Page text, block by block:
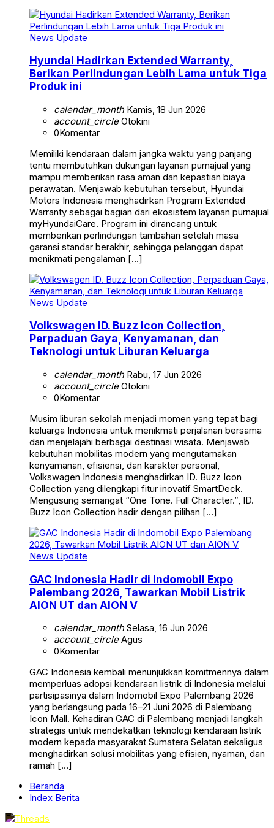
News Update
Hyundai Hadirkan Extended Warranty,
Berikan Perlindungan Lebih Lama untuk Tiga
Produk ini
calendar_monthKamis, 18 Jun 2026
account_circleOtokini
0Komentar
Memiliki kendaraan dalam jangka waktu yang panjang
tentu membutuhkan dukungan layanan purnajual yang
mampu memberikan rasa aman dan kepastian biaya
perawatan. Menjawab kebutuhan tersebut, Hyundai
Motors Indonesia menghadirkan Program Extended
Warranty sebagai bagian dari ekosistem layanan purnajual
myHyundaiCare. Program ini dirancang untuk
memberikan perlindungan tambahan setelah masa
garansi standar berakhir, sehingga pelanggan dapat
menikmati pengalaman […]
News Update
Volkswagen ID. Buzz Icon Collection,
Perpaduan Gaya, Kenyamanan, dan
Teknologi untuk Liburan Keluarga
calendar_monthRabu, 17 Jun 2026
account_circleOtokini
0Komentar
Musim liburan sekolah menjadi momen yang tepat bagi
keluarga Indonesia untuk menikmati perjalanan bersama
dan menjelajahi berbagai destinasi wisata. Menjawab
kebutuhan mobilitas modern yang mengutamakan
kenyamanan, efisiensi, dan karakter personal,
Volkswagen Indonesia menghadirkan ID. Buzz Icon
Collection yang dilengkapi fitur inovatif SmartDeck.
Mengusung semangat “One Tone. Full Character.”, ID.
Buzz Icon Collection hadir dengan pilihan […]
News Update
GAC Indonesia Hadir di Indomobil Expo
Palembang 2026, Tawarkan Mobil Listrik
AION UT dan AION V
calendar_monthSelasa, 16 Jun 2026
account_circleAgus
0Komentar
GAC Indonesia kembali menunjukkan komitmennya dalam
memperluas adopsi kendaraan listrik di Indonesia melalui
partisipasinya dalam Indomobil Expo Palembang 2026
yang berlangsung pada 16–21 Juni 2026 di Palembang
Icon Mall. Kehadiran GAC di Palembang menjadi langkah
strategis untuk mendekatkan teknologi kendaraan listrik
modern kepada masyarakat Sumatera Selatan sekaligus
menghadirkan solusi mobilitas yang efisien, nyaman, dan
ramah […]
Beranda
Index Berita